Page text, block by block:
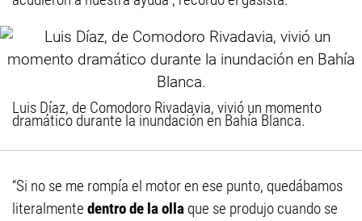
Luis Díaz, de Comodoro Rivadavia, vivió un momento
dramático durante la inundación en Bahía Blanca.
“Si no se me rompía el motor en ese punto, quedábamos
literalmente dentro de la olla que se produjo cuando se